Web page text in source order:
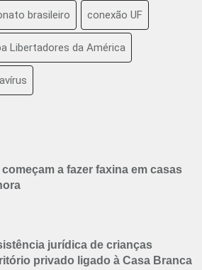
brasileiro conexão UF
Libertadores da América
a fazer faxina em casas
jurídica de crianças
privado ligado à Casa Branca